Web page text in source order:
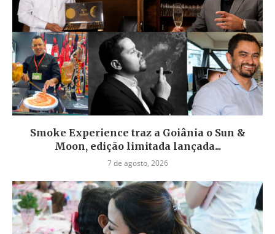
Smoke Experience traz a Goiânia o Sun &
Moon, edição limitada lançada...
7 de agosto, 2026